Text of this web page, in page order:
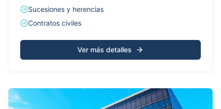
Sucesiones y herencias
Contratos civiles
Ver más detalles